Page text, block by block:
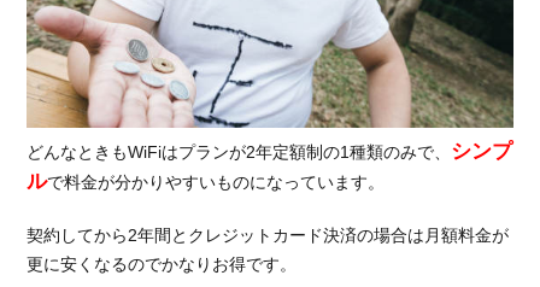
どんなときもWiFiはプランが2年定額制の1種類のみで、 シンプ
ルで料金が分かりやすいものになっています。
契約してから2年間とクレジットカード決済の場合は月額料金が
更に安くなるのでかなりお得です。